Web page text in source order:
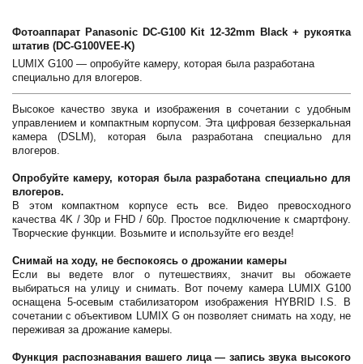
Фотоаппарат Panasonic DC-G100 Kit 12-32mm Black + рукоятка
штатив (DC-G100VEE-K)
LUMIX G100 — опробуйте камеру, которая была разработана
специально для влогеров.
Высокое качество звука и изображения в сочетании с удобным
управлением и компактным корпусом. Эта цифровая беззеркальная
камера (DSLM), которая была разработана специально для
влогеров.
Опробуйте камеру, которая была разработана специально для
влогеров.
В этом компактном корпусе есть все. Видео превосходного
качества 4K / 30p и FHD / 60p. Простое подключение к смартфону.
Творческие функции. Возьмите и используйте его везде!
Снимай на ходу, не беспокоясь о дрожании камеры
Если вы ведете влог о путешествиях, значит вы обожаете
выбираться на улицу и снимать. Вот почему камера LUMIX G100
оснащена 5-осевым стабилизатором изображения HYBRID I.S. В
сочетании с объективом LUMIX G он позволяет снимать на ходу, не
переживая за дрожание камеры.
Функция распознавания вашего лица — запись звука высокого